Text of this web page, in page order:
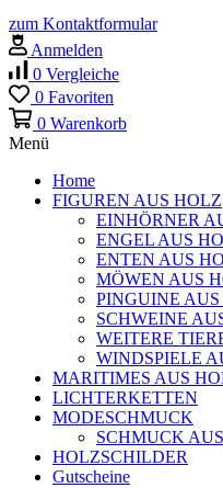
zum Kontaktformular
Anmelden
0 Vergleiche
0 Favoriten
0 Warenkorb
Menü
Home
FIGUREN AUS HOLZ
EINHÖRNER
ENGEL AUS
ENTEN AUS
MÖWEN AUS
PINGUINE
SCHWEINE
WEITERE
WINDSPIELE
MARITIMES AUS
LICHTERKETTEN
MODESCHMUCK
SCHMUCK
HOLZSCHILDER
Gutscheine